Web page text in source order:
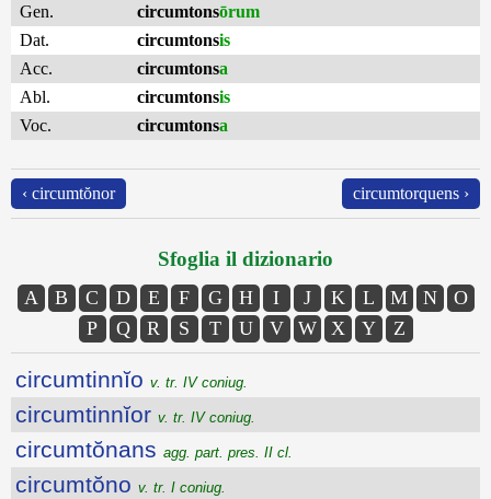
Gen.
circumtonsōrum
Dat.
circumtonsis
Acc.
circumtonsa
Abl.
circumtonsis
Voc.
circumtonsa
‹ circumtŏnor circumtorquens ›
Sfoglia il dizionario
A B C D E F G H I J K L M N
O
P
Q R S T U V W X Y Z
circumtinnĭo v. tr. IV coniug.
circumtinnĭor v. tr. IV coniug.
circumtŏnans agg. part. pres. II cl.
circumtŏno v. tr. I coniug.